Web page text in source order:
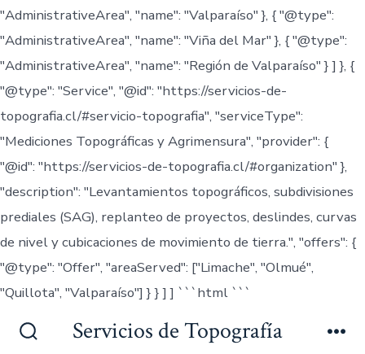
"AdministrativeArea", "name": "Valparaíso" }, { "@type":
"AdministrativeArea", "name": "Viña del Mar" }, { "@type":
"AdministrativeArea", "name": "Región de Valparaíso" } ] }, {
"@type": "Service", "@id": "https://servicios-de-
topografia.cl/#servicio-topografia", "serviceType":
"Mediciones Topográficas y Agrimensura", "provider": {
"@id": "https://servicios-de-topografia.cl/#organization" },
"description": "Levantamientos topográficos, subdivisiones
prediales (SAG), replanteo de proyectos, deslindes, curvas
de nivel y cubicaciones de movimiento de tierra.", "offers": {
"@type": "Offer", "areaServed": ["Limache", "Olmué",
"Quillota", "Valparaíso"] } } ] ] ```html ```
Servicios de Topografía